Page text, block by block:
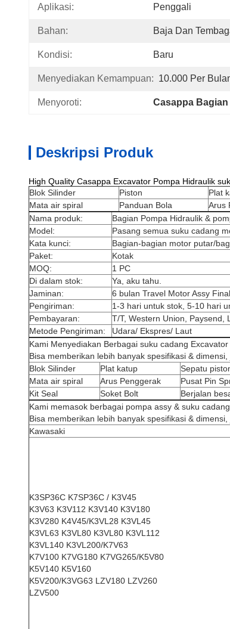
Aplikasi: Penggali
Bahan: Baja Dan
Kondisi: Baru
Menyediakan Kemampuan: 10.000 Per
Menyoroti: Casappa
Deskripsi Produk
High Quality Casappa Excavator Pompa Hidraulik
Blok Silinder
Piston Plat
Mata air spiral
Panduan Bola Arus
Nama produk:
Bagian Pompa Hidraulik &
Model:
Pasang semua suku cadang
Kata kunci:
Bagian-bagian motor putar/
Paket:
Kotak
MOQ:
1 PC
Di dalam stok:
Ya, aku tahu.
Jaminan:
6 bulan Travel Motor Assy
Pengiriman:
1-3 hari untuk stok, 5-10 hari
Pembayaran:
T/T, Western Union, Paysend,
Metode Pengiriman:
Udara/ Ekspres/ Laut
Kami Menyediakan Berbagai suku cadang Excavator
Bisa memberikan lebih banyak spesifikasi & dimensi,
Blok Silinder
Plat katup Sepatu
Mata air spiral
Arus Penggerak Pusat Pin
Kit Seal
Soket Bolt Berjalan
Kami memasok berbagai pompa assy & suku cadang
Bisa memberikan lebih banyak spesifikasi & dimensi,
Kawasaki
K3SP36C K7SP36C / K3V45
K3V63 K3V112 K3V140 K3V180
K3V280 K4V45/K3VL28 K3VL45
K3VL63 K3VL80 K3VL80 K3VL112
K3VL140 K3VL200/K7V63
K7V100 K7VG180 K7VG265/K5V80
K5V140 K5V160
K5V200/K3VG63 LZV180 LZV260
LZV500